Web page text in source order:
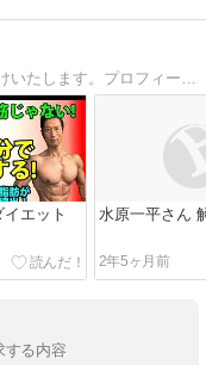
最近話題の一品を少し？深堀してお届けいたします。プロフィール画像のミックス犬はやたらと人に吠えてしまうミックス犬です。怖がり屋ですがとても人懐っこいです。
エット 水原一平さん
2年5ヶ月前
する内容